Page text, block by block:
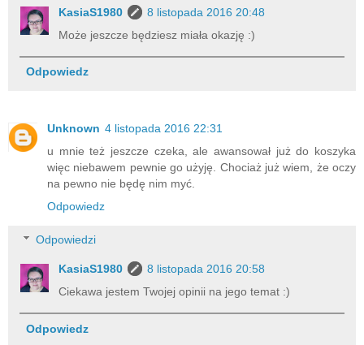
KasiaS1980
8 listopada 2016 20:48
Może jeszcze będziesz miała okazję :)
Odpowiedz
Unknown 4 listopada 2016 22:31
u mnie też jeszcze czeka, ale awansował już do koszyka
więc niebawem pewnie go użyję. Chociaż już wiem, że oczy
na pewno nie będę nim myć.
Odpowiedz
Odpowiedzi
KasiaS1980
8 listopada 2016 20:58
Ciekawa jestem Twojej opinii na jego temat :)
Odpowiedz